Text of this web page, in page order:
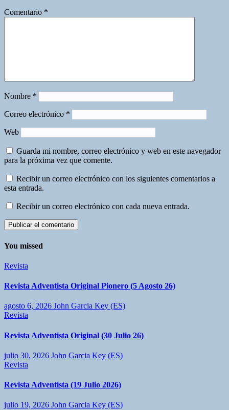
Comentario *
Nombre *
Correo electrónico *
Web
Guarda mi nombre, correo electrónico y web en este navegador
para la próxima vez que comente.
Recibir un correo electrónico con los siguientes comentarios a
esta entrada.
Recibir un correo electrónico con cada nueva entrada.
You missed
Revista
Revista Adventista Original Pionero (5 Agosto 26)
agosto 6, 2026 John Garcia Key (ES)
Revista
Revista Adventista Original (30 Julio 26)
julio 30, 2026 John Garcia Key (ES)
Revista
Revista Adventista (19 Julio 2026)
julio 19, 2026 John Garcia Key (ES)